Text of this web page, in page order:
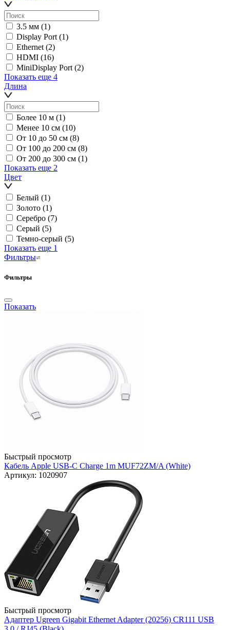
3.5 мм (1)
Display Port (1)
Ethernet (2)
HDMI (16)
MiniDisplay Port (2)
Показать еще 4
Длина
Более 10 м (1)
Менее 10 см (10)
От 10 до 50 см (8)
От 100 до 200 см (8)
От 200 до 300 см (1)
Показать еще 2
Цвет
Белый (1)
Золото (1)
Серебро (7)
Серый (5)
Темно-серый (5)
Показать еще 1
Фильтры
Фильтры
Показать
Быстрый просмотр
Кабель Apple USB-C Charge 1m MUF72ZM/A (White)
Артикул: 1020907
Быстрый просмотр
Адаптер Ugreen Gigabit Ethernet Adapter (20256) CR111 USB